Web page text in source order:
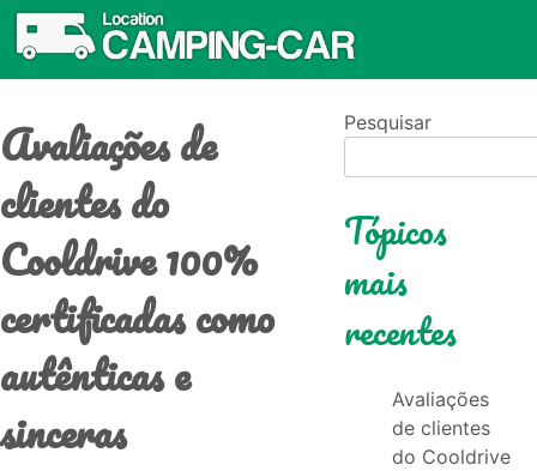
Avaliações de
clientes do
Cooldrive 100%
certificadas como
autênticas e
sinceras
Pesquisar
Tópicos
mais
recentes
Avaliações
de clientes
do Cooldrive